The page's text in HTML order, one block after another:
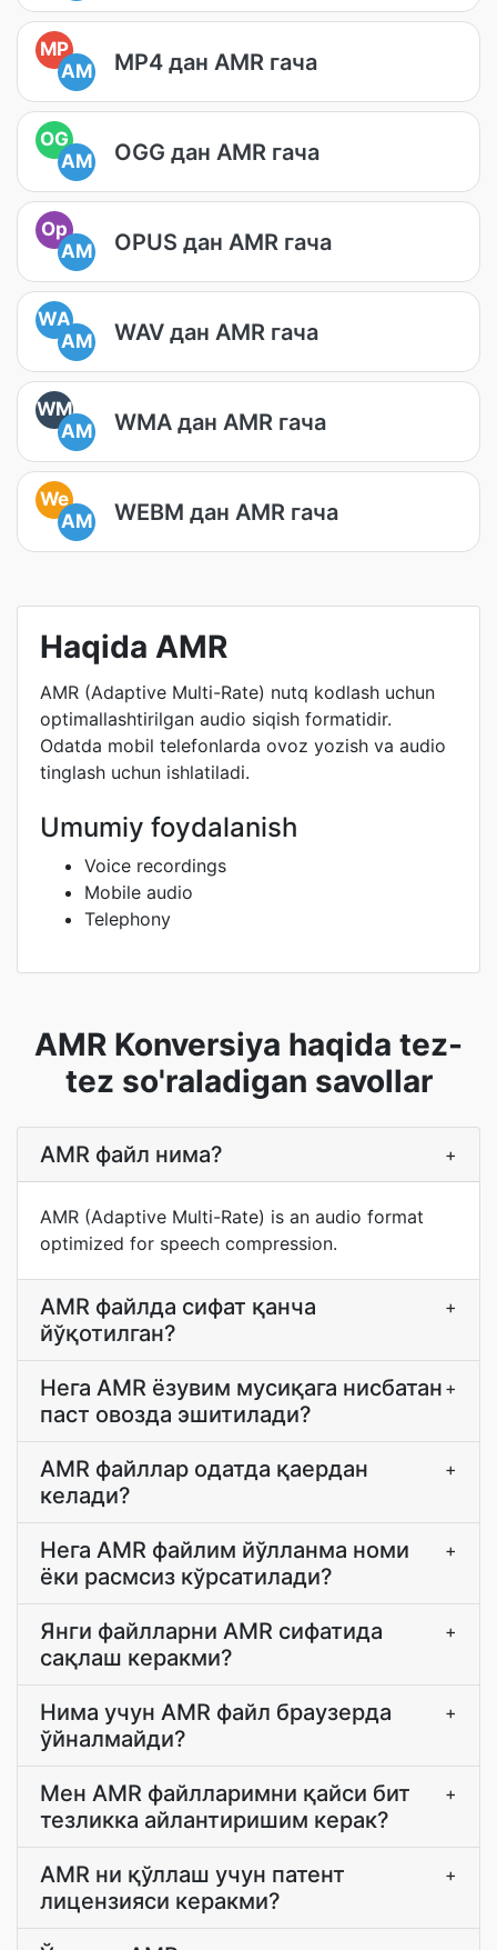
MP
AM
MP4 дан AMR гача
OG
AM
OGG дан AMR гача
Op
AM
OPUS дан AMR гача
WA
AM
WAV дан AMR гача
WM
AM
WMA дан AMR гача
We
AM
WEBM дан AMR гача
Haqida AMR
AMR (Adaptive Multi-Rate) nutq kodlash uchun
optimallashtirilgan audio siqish formatidir.
Odatda mobil telefonlarda ovoz yozish va audio
tinglash uchun ishlatiladi.
Umumiy foydalanish
Voice recordings
Mobile audio
Telephony
AMR Konversiya haqida tez-
tez so'raladigan savollar
AMR файл нима? +
AMR (Adaptive Multi-Rate) is an audio format
optimized for speech compression.
AMR файлда сифат қанча
йўқотилган?
+
Нега AMR ёзувим мусиқага нисбатан
паст овозда эшитилади?
+
AMR файллар одатда қаердан
келади?
+
Нега AMR файлим йўлланма номи
ёки расмсиз кўрсатилади?
+
Янги файлларни AMR сифатида
сақлаш керакми?
+
Нима учун AMR файл браузерда
ўйналмайди?
+
Мен AMR файлларимни қайси бит
тезликка айлантиришим керак?
+
AMR ни қўллаш учун патент
лицензияси керакми?
+